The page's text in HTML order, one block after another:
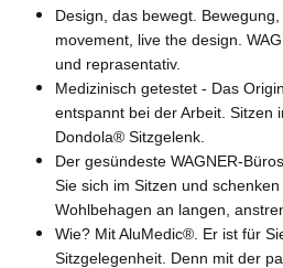
Design, das bewegt.
movement, live the design.
und reprasentativ.
Medizinisch getestet - Das
entspannt bei der Arbeit. Sitzen
Dondola® Sitzgelenk.
Der gesündeste WAGNER-
Sie sich im Sitzen und
Wohlbehagen an langen,
Wie? Mit AluMedic®. Er ist für
Sitzgelegenheit. Denn mit der